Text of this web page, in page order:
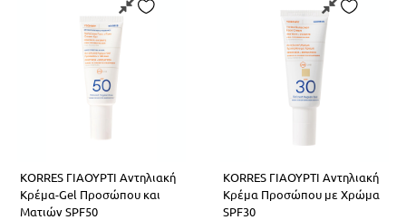
KORRES ΓΙΑΟΥΡΤΙ Αντηλιακή
Κρέμα-Gel Προσώπου και
Ματιών SPF50
KORRES ΓΙΑΟΥΡΤΙ Αντηλιακή
Κρέμα Προσώπου με Χρώμα
SPF30
Συμπληρώματα Διατροφής Για Μαλλιά
Φυτικές Ίνες